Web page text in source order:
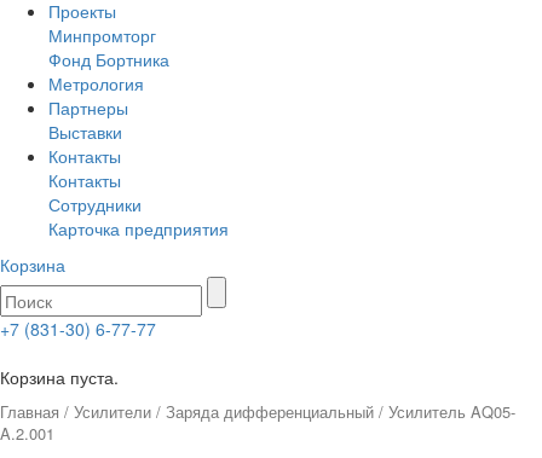
Проекты
Минпромторг
Фонд Бортника
Метрология
Партнеры
Выставки
Контакты
Контакты
Сотрудники
Карточка предприятия
Корзина
+7 (831-30) 6-77-77
Корзина пуста.
Главная / Усилители / Заряда дифференциальный / Усилитель AQ05-
A.2.001